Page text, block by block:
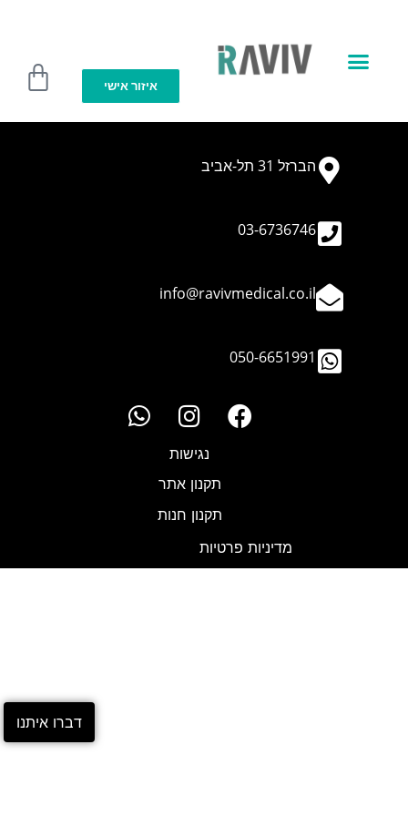
איזור אישי
הברזל 31 תל-אביב​
03-6736746
info@ravivmedical.co.il
050-6651991
נגישות
תקנון אתר
תקנון חנות
מדיניות פרטיות
דברו איתנו